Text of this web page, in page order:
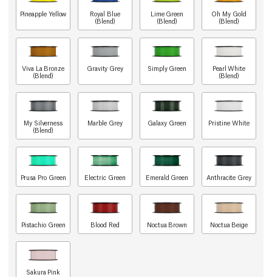
Pineapple Yellow
Royal Blue
(Blend)
Lime Green
(Blend)
Oh My Gold
(Blend)
Viva La Bronze
(Blend)
Gravity Grey Simply Green
Pearl White
(Blend)
My Silverness
(Blend)
Marble Grey Galaxy Green Pristine White
Prusa Pro Green Electric Green Emerald Green Anthracite Grey
Pistachio Green Blood Red Noctua Brown Noctua Beige
Sakura Pink